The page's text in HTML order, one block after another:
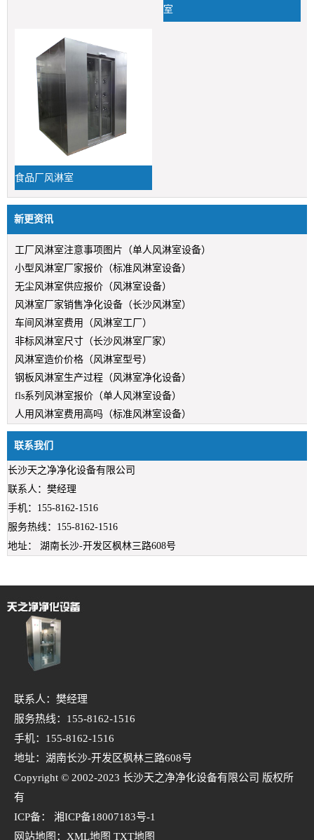
室
食品厂风淋室
新更资讯
工厂风淋室注意事项图片（单人风淋室设备）
小型风淋室厂家报价（标准风淋室设备）
无尘风淋室供应报价（风淋室设备）
风淋室厂家销售净化设备（长沙风淋室）
车间风淋室费用（风淋室工厂）
非标风淋室尺寸（长沙风淋室厂家）
风淋室造价价格（风淋室型号）
钢板风淋室生产过程（风淋室净化设备）
fls系列风淋室报价（单人风淋室设备）
人用风淋室费用高吗（标准风淋室设备）
联系我们
长沙天之净净化设备有限公司
联系人：樊经理
手机：155-8162-1516
服务热线：155-8162-1516
地址： 湖南长沙-开发区枫林三路608号
联系人：樊经理
服务热线：155-8162-1516
手机：155-8162-1516
地址：湖南长沙-开发区枫林三路608号
Copyright © 2002-2023 长沙天之净净化设备有限公司 版权所
有
ICP备： 湘ICP备18007183号-1
网站地图： XML地图 TXT地图